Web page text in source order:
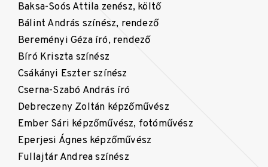
Baksa-Soós Attila zenész, költő
Bálint András színész, rendező
Bereményi Géza író, rendező
Bíró Kriszta színész
Csákányi Eszter színész
Cserna-Szabó András író
Debreczeny Zoltán képzőművész
Ember Sári képzőművész, fotóművész
Eperjesi Ágnes képzőművész
Fullajtár Andrea színész